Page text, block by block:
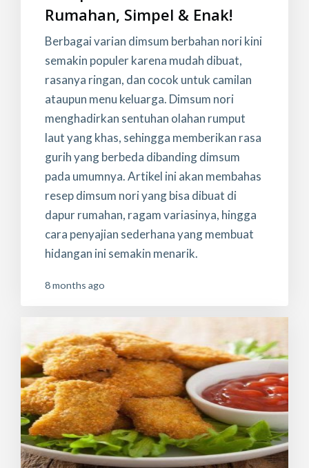
Rumahan, Simpel & Enak!
Berbagai varian dimsum berbahan nori kini
semakin populer karena mudah dibuat,
rasanya ringan, dan cocok untuk camilan
ataupun menu keluarga. Dimsum nori
menghadirkan sentuhan olahan rumput
laut yang khas, sehingga memberikan rasa
gurih yang berbeda dibanding dimsum
pada umumnya. Artikel ini akan membahas
resep dimsum nori yang bisa dibuat di
dapur rumahan, ragam variasinya, hingga
cara penyajian sederhana yang membuat
hidangan ini semakin menarik.
8 months ago